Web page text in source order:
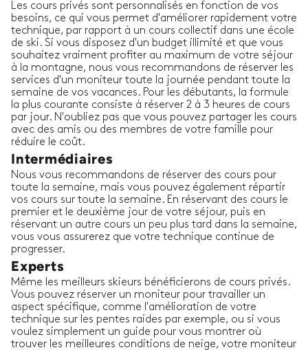
Les cours privés sont personnalisés en fonction de vos
besoins, ce qui vous permet d'améliorer rapidement votre
technique, par rapport à un cours collectif dans une école
de ski. Si vous disposez d'un budget illimité et que vous
souhaitez vraiment profiter au maximum de votre séjour
à la montagne, nous vous recommandons de réserver les
services d'un moniteur toute la journée pendant toute la
semaine de vos vacances. Pour les débutants, la formule
la plus courante consiste à réserver 2 à 3 heures de cours
par jour. N'oubliez pas que vous pouvez partager les cours
avec des amis ou des membres de votre famille pour
réduire le coût.
Intermédiaires
Nous vous recommandons de réserver des cours pour
toute la semaine, mais vous pouvez également répartir
vos cours sur toute la semaine. En réservant des cours le
premier et le deuxième jour de votre séjour, puis en
réservant un autre cours un peu plus tard dans la semaine,
vous vous assurerez que votre technique continue de
progresser.
Experts
Même les meilleurs skieurs bénéficierons de cours privés.
Vous pouvez réserver un moniteur pour travailler un
aspect spécifique, comme l'amélioration de votre
technique sur les pentes raides par exemple, ou si vous
voulez simplement un guide pour vous montrer où
trouver les meilleures conditions de neige, votre moniteur